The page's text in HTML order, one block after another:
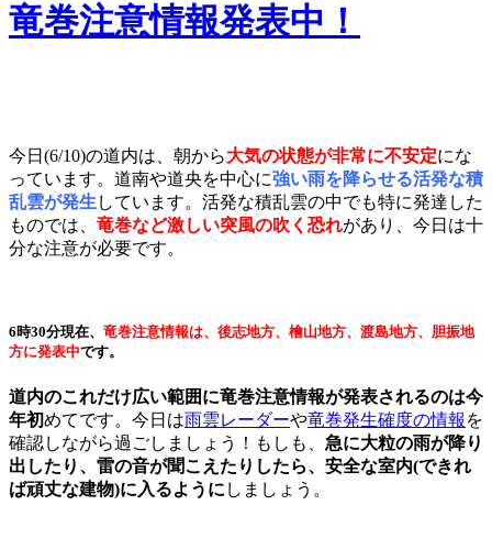
竜巻注意情報発表中！
今日(6/10)の道内は、朝から大気の状態が非常に不安定にな
っています。道南や道央を中心に強い雨を降らせる活発な積
乱雲が発生 しています。活発な積乱雲の中でも特に発達した
ものでは、 竜巻など激しい突風の吹く恐れがあり、今日は十
分な注意が必要です。
6時30分現在、 竜巻注意情報は、後志地方、檜山地方、渡島地方、胆振地
方に発表中です。
道内のこれだけ広い範囲に竜巻注意情報が発表されるのは今
年初めてです。今日は雨雲レーダーや竜巻発生確度の情報 を
確認しながら過ごしましょう！もしも、 急に大粒の雨が降り
出したり、雷の音が聞こえたりしたら、安全な室内(できれ
ば頑丈な建物)に入るように しましょう。